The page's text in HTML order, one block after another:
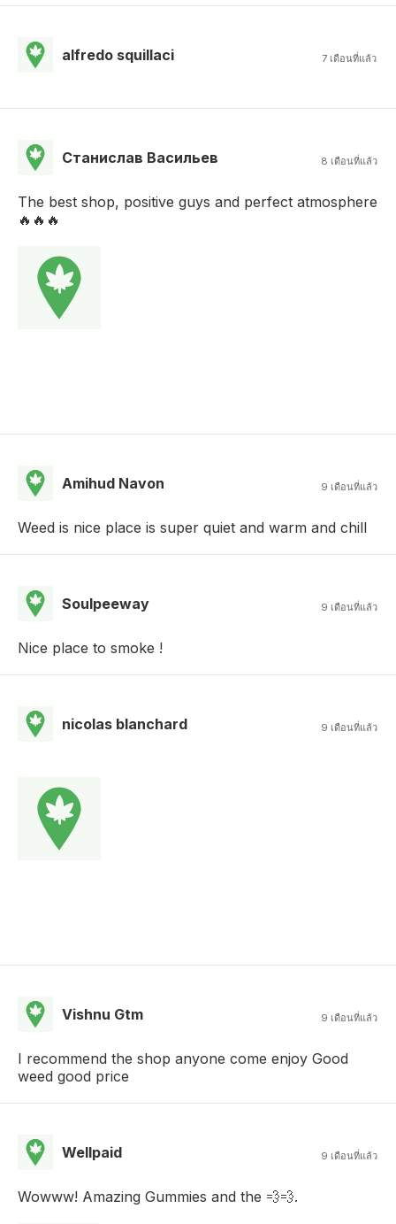
alfredo squillaci 7 เดือนที่แล้ว
Станислав Васильев 8 เดือนที่แล้ว
The best shop, positive guys and perfect atmosphere
🔥🔥🔥
Amihud Navon 9 เดือนที่แล้ว
Weed is nice place is super quiet and warm and chill
Soulpeeway 9 เดือนที่แล้ว
Nice place to smoke !
nicolas blanchard 9 เดือนที่แล้ว
Vishnu Gtm 9 เดือนที่แล้ว
I recommend the shop anyone come enjoy Good
weed good price
Wellpaid 9 เดือนที่แล้ว
Wowww! Amazing Gummies and the 💨💨.